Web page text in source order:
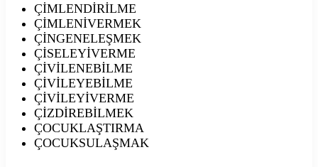
ÇİMLENDİRİLME
ÇİMLENİVERMEK
ÇİNGENELEŞMEK
ÇİSELEYİVERME
ÇİVİLENEBİLME
ÇİVİLEYEBİLME
ÇİVİLEYİVERME
ÇİZDİREBİLMEK
ÇOCUKLAŞTIRMA
ÇOCUKSULAŞMAK